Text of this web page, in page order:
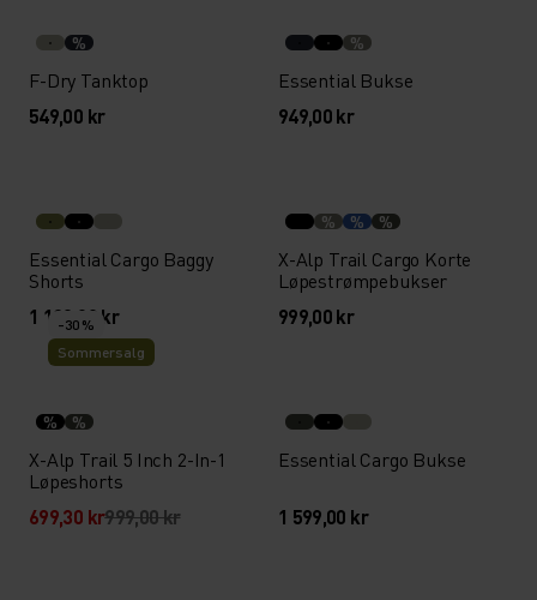
%
F-Dry Tanktop
549,00 kr
%
Essential Bukse
949,00 kr
Essential Cargo Baggy
Shorts
1 199,00 kr
% % %
X-Alp Trail Cargo Korte
Løpestrømpebukser
999,00 kr
-30 %
Sommersalg
% %
X-Alp Trail 5 Inch 2-In-1
Løpeshorts
699,30 kr999,00 kr
Essential Cargo Bukse
1 599,00 kr